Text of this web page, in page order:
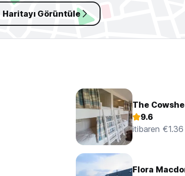
Haritayı Görüntüle
The
9.6
itibaren €1.36
Flora